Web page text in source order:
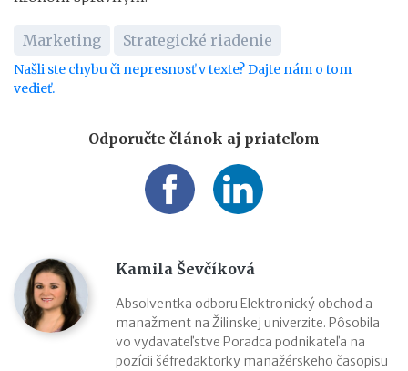
Marketing Strategické riadenie
Našli ste chybu či nepresnosť v texte? Dajte nám o tom
vedieť.
Odporučte článok aj priateľom
Kamila Ševčíková
Absolventka odboru Elektronický obchod a
manažment na Žilinskej univerzite. Pôsobila
vo vydavateľstve Poradca podnikateľa na
pozícii šéfredaktorky manažérskeho časopisu